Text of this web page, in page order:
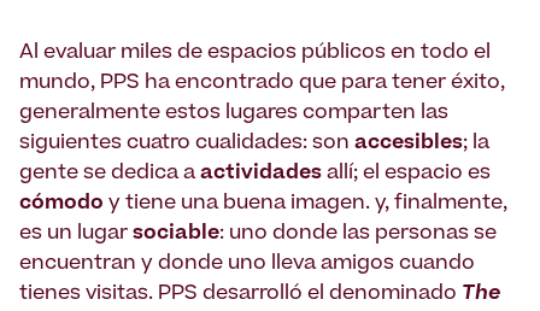
Al evaluar miles de espacios públicos en todo el
mundo, PPS ha encontrado que para tener éxito,
generalmente estos lugares comparten las
siguientes cuatro cualidades: son accesibles; la
gente se dedica aactividades allí; el espacio es
cómodo y tiene una buena imagen. y, finalmente,
es un lugar sociable: uno donde las personas se
encuentran y donde uno lleva amigos cuando
tienes visitas. PPS desarrolló el denominado The